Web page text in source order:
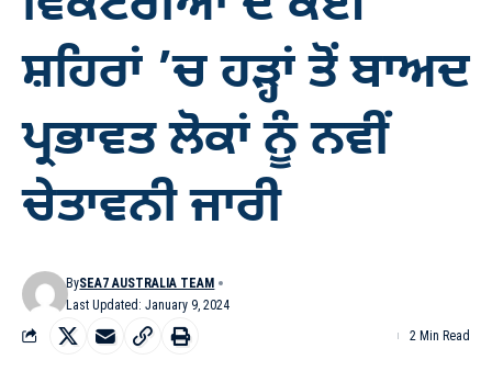
ਸ਼ਹਿਰਾਂ ’ਚ ਹੜ੍ਹਾਂ ਤੋਂ ਬਾਅਦ
ਪ੍ਰਭਾਵਤ ਲੋਕਾਂ ਨੂੰ ਨਵੀਂ
ਚੇਤਾਵਨੀ ਜਾਰੀ
Last Updated: January 9, 2024
BySEA7 AUSTRALIA TEAM
2 Min Read